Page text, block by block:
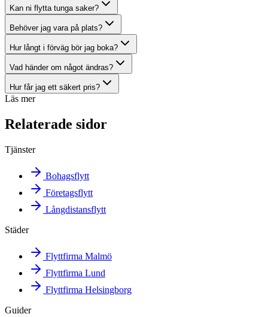
Kan ni flytta tunga saker?
Behöver jag vara på plats?
Hur långt i förväg bör jag boka?
Vad händer om något ändras?
Hur får jag ett säkert pris?
Läs mer
Relaterade sidor
Tjänster
Bohagsflytt
Företagsflytt
Långdistansflytt
Städer
Flyttfirma Malmö
Flyttfirma Lund
Flyttfirma Helsingborg
Guider